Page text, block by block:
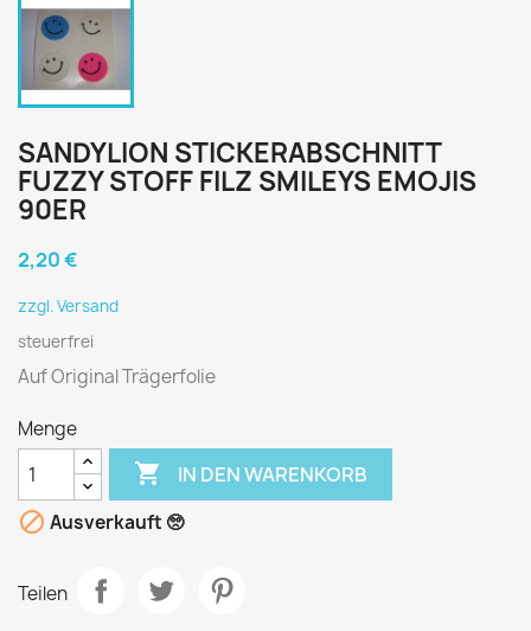
SANDYLION STICKERABSCHNITT
FUZZY STOFF FILZ SMILEYS EMOJIS
90ER
2,20 €
zzgl. Versand
steuerfrei
Auf Original Trägerfolie
Menge
 IN DEN WARENKORB
 Ausverkauft 🥺
Teilen